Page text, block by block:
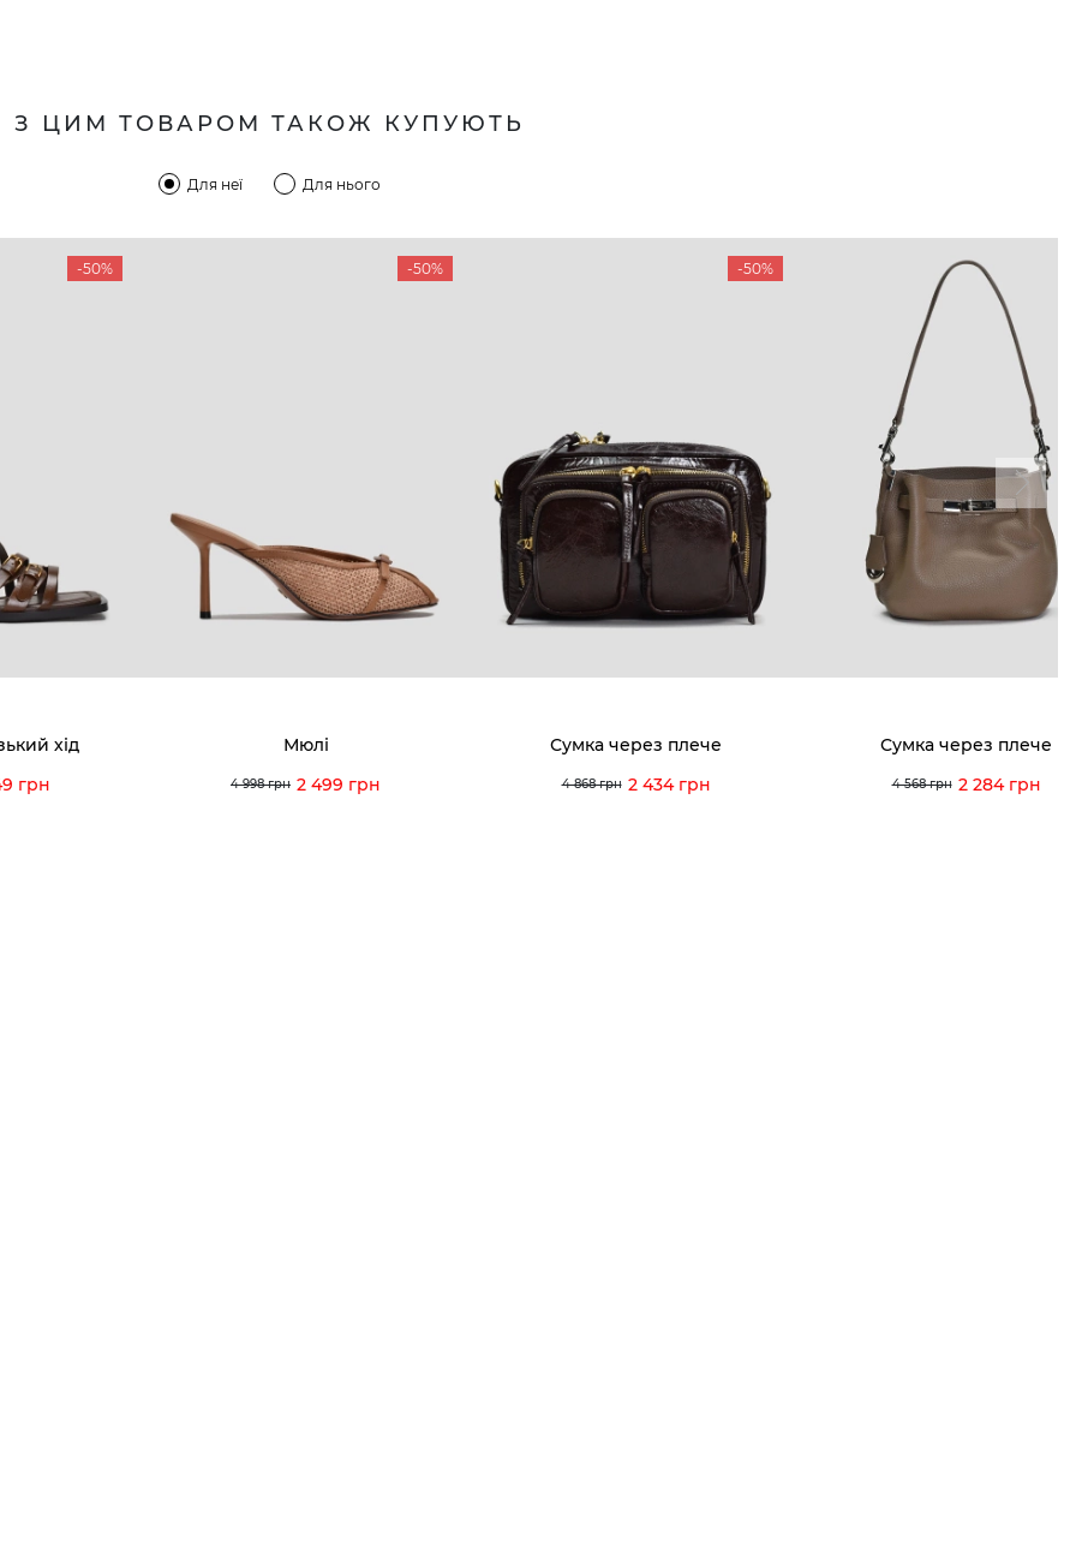
З ЦИМ ТОВАРОМ ТАКОЖ КУПУЮТЬ
Для неї Для нього
-50%
хід
грн
-50%
Мюлі
4 998 грн 2 499 грн
-50%
Сумка через плече
4 868 грн 2 434 грн
Сумка через плече
4 568 грн 2 284 грн
43-98
Вакансії та Робота
Наші магазини
Новини і акції
Програма лояльності
Доставка і оплата
Гарантія і повернення
Особистий кабінет
Мої закази
Мої перегляди